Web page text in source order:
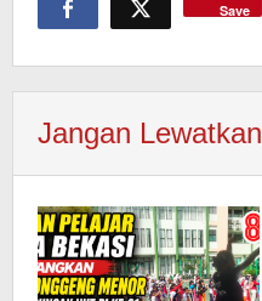
Save
Jangan Lewatkan